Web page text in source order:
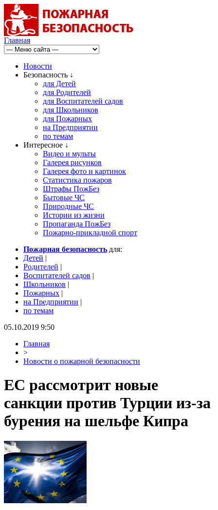
Главная
Новости
Безопасность ↓
для Детей
для Родителей
для Воспитателей садов
для Школьников
для Пожарных
на Предприятии
по темам
Интересное ↓
Видео и мульты
Галерея рисунков
Галерея фото и картинок
Статистика пожаров
Штрафы ПожБез
Бытовые ЧС
Природные ЧС
Истории из жизни
Пропаганда ПожБез
Пожарно-прикладной спорт
Пожарная безопасность для:
Детей |
Родителей |
Воспитателей садов |
Школьников |
Пожарных |
на Предприятии |
по темам
05.10.2019 9:50
Главная
>
Новости о пожарной безопасности
ЕС рассмотрит новые
санкции против Турции из-за
бурения на шельфе Кипра